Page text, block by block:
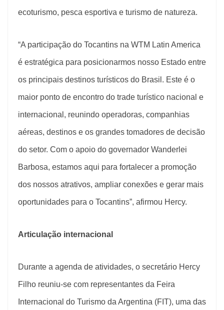
ecoturismo, pesca esportiva e turismo de natureza.
“A participação do Tocantins na WTM Latin America
é estratégica para posicionarmos nosso Estado entre
os principais destinos turísticos do Brasil. Este é o
maior ponto de encontro do trade turístico nacional e
internacional, reunindo operadoras, companhias
aéreas, destinos e os grandes tomadores de decisão
do setor. Com o apoio do governador Wanderlei
Barbosa, estamos aqui para fortalecer a promoção
dos nossos atrativos, ampliar conexões e gerar mais
oportunidades para o Tocantins”, afirmou Hercy.
Articulação internacional
Durante a agenda de atividades, o secretário Hercy
Filho reuniu-se com representantes da Feira
Internacional do Turismo da Argentina (FIT), uma das